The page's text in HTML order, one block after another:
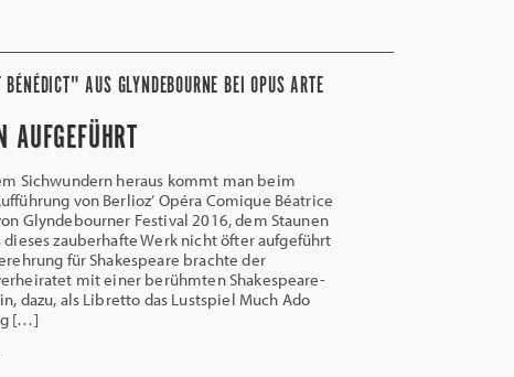
AUS GLYNDEBOURNE BEI OPUS ARTE
AUFGEFÜHRT
Sichwundern heraus kommt man beim
von Berlioz‘ Opéra Comique Béatrice
Glyndebourner Festival 2016, dem Staunen
dieses zauberhafte Werk nicht öfter aufgeführt
für Shakespeare brachte der
mit einer berühmten Shakespeare-
dazu, als Libretto das Lustspiel Much Ado
[…]